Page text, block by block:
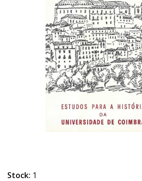
Stock: 1